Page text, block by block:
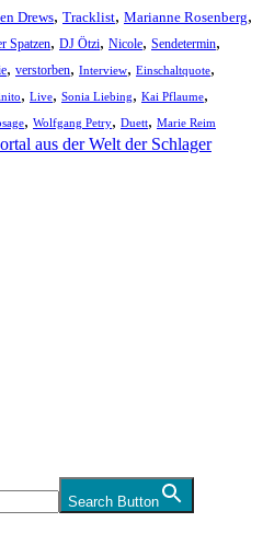
Drews, Tracklist, Marianne Rosenberg,
Spatzen, DJ Ötzi, Nicole, Sendetermin,
, verstorben, Interview, Einschaltquote,
, Live, Sonia Liebing, Kai Pflaume,
, Wolfgang Petry, Duett, Marie Reim
Search Button